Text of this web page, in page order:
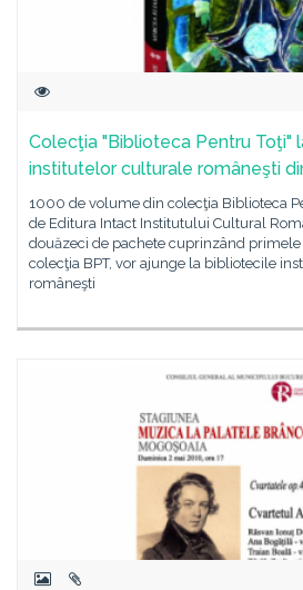
Colecţia "Biblioteca Pentru Toţi"
institutelor culturale româneşti
1000 de volume din colecţia Biblioteca
de Editura Intact Institutului Cultural
douăzeci de pachete cuprinzând
colecţia BPT, vor ajunge la bibliotecile
româneşti